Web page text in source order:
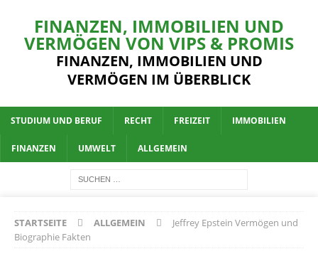
FINANZEN, IMMOBILIEN UND
VERMÖGEN VON VIPS & PROMIS
FINANZEN, IMMOBILIEN UND
VERMÖGEN IM ÜBERBLICK
STUDIUM UND BERUF RECHT FREIZEIT IMMOBILIEN
FINANZEN UMWELT ALLGEMEIN
STARTSEITE ALLGEMEIN
Jeffrey Epstein Vermögen und
Biographie Fakten